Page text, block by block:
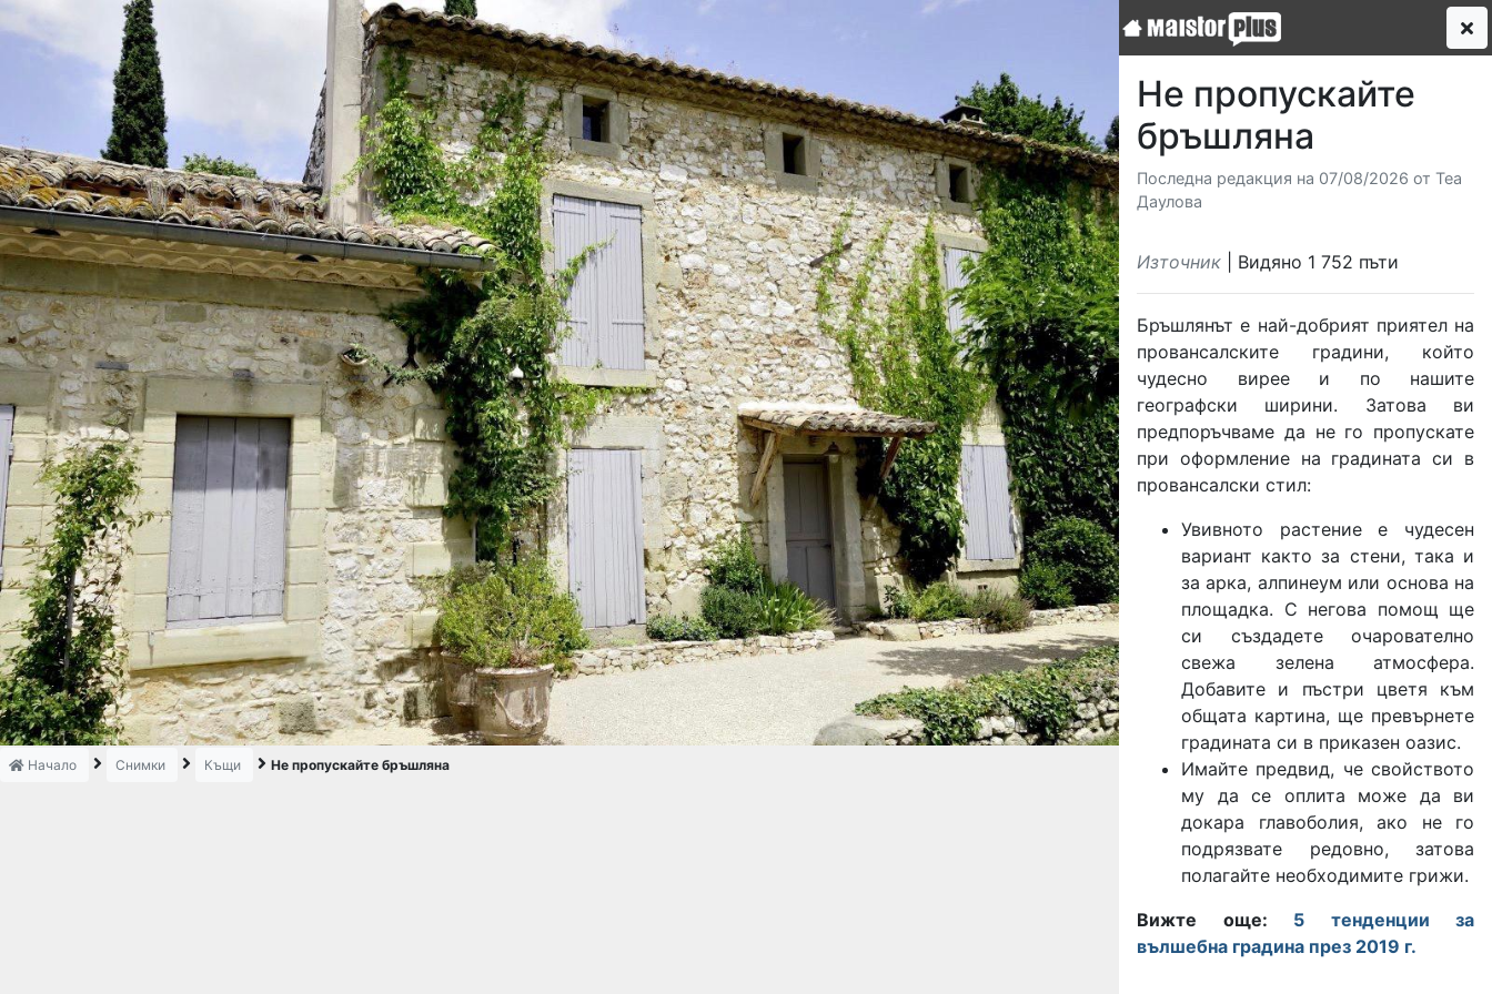
Начало Снимки Къщи Не пропускайте бръшляна
Не пропускайте
бръшляна
Последна редакция на 07/08/2026 от Теа
Даулова
Източник | Видяно 1 752 пъти
Бръшлянът е най-добрият приятел на
провансалските градини, който
чудесно вирее и по нашите
географски ширини. Затова ви
предпоръчваме да не го пропускате
при оформление на градината си в
провансалски стил:
Увивното растение е чудесен
вариант както за стени, така и
за арка, алпинеум или основа на
площадка. С негова помощ ще
си създадете очарователно
свежа зелена атмосфера.
Добавите и пъстри цветя към
общата картина, ще превърнете
градината си в приказен оазис.
Имайте предвид, че свойството
му да се оплита може да ви
докара главоболия, ако не го
подрязвате редовно, затова
полагайте необходимите грижи.
Вижте още: 5 тенденции за
вълшебна градина през 2019 г.